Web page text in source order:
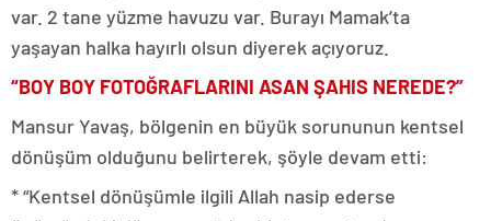
var. 2 tane yüzme havuzu var. Burayı Mamak’ta
yaşayan halka hayırlı olsun diyerek açıyoruz.
“BOY BOY FOTOĞRAFLARINI ASAN ŞAHIS NEREDE?”
Mansur Yavaş, bölgenin en büyük sorununun kentsel
dönüşüm olduğunu belirterek, şöyle devam etti:
* “Kentsel dönüşümle ilgili Allah nasip ederse